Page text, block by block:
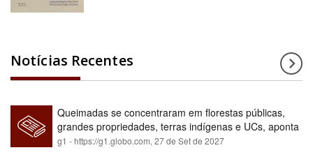
Notícias Recentes
Queimadas se concentraram em florestas públicas,
grandes propriedades, terras indígenas e UCs, aponta
relatório
g1 - https://g1.globo.com,27 de Set de 2027